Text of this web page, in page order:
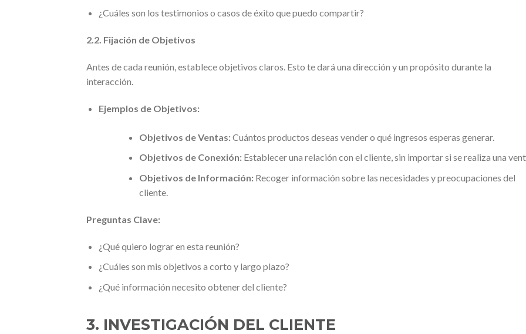
¿Cuáles son los testimonios o casos de éxito que puedo compartir?
2.2. Fijación de Objetivos
Antes de cada reunión, establece objetivos claros. Esto te dará una dirección y un propósito durante la
interacción.
Ejemplos de Objetivos:
Objetivos de Ventas:Cuántos productos deseas vender o qué ingresos esperas generar.
Objetivos de Conexión:Establecer una relación con el cliente, sin importar si se realiza una
Objetivos de Información:Recoger información sobre las necesidades y preocupaciones del
cliente.
Preguntas Clave:
¿Qué quiero lograr en esta reunión?
¿Cuáles son mis objetivos a corto y largo plazo?
¿Qué información necesito obtener del cliente?
3. INVESTIGACIÓN DEL CLIENTE